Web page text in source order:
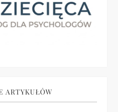
ARTYKUŁÓW